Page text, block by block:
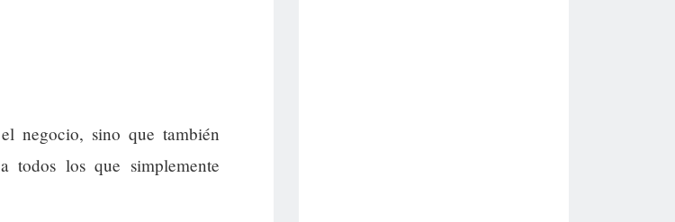
negocio, sino que también
todos los que simplemente